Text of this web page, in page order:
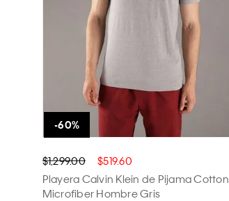
$1,299.00 $519.60
Playera Calvin Klein de Pijama Cotton
Microfiber Hombre Gris